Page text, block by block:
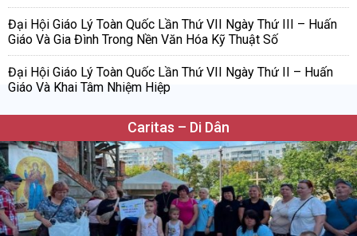
Đại Hội Giáo Lý Toàn Quốc Lần Thứ VII Ngày Thứ III – Huấn
Giáo Và Gia Đình Trong Nền Văn Hóa Kỹ Thuật Số
Đại Hội Giáo Lý Toàn Quốc Lần Thứ VII Ngày Thứ II – Huấn
Giáo Và Khai Tâm Nhiệm Hiệp
Caritas – Di Dân